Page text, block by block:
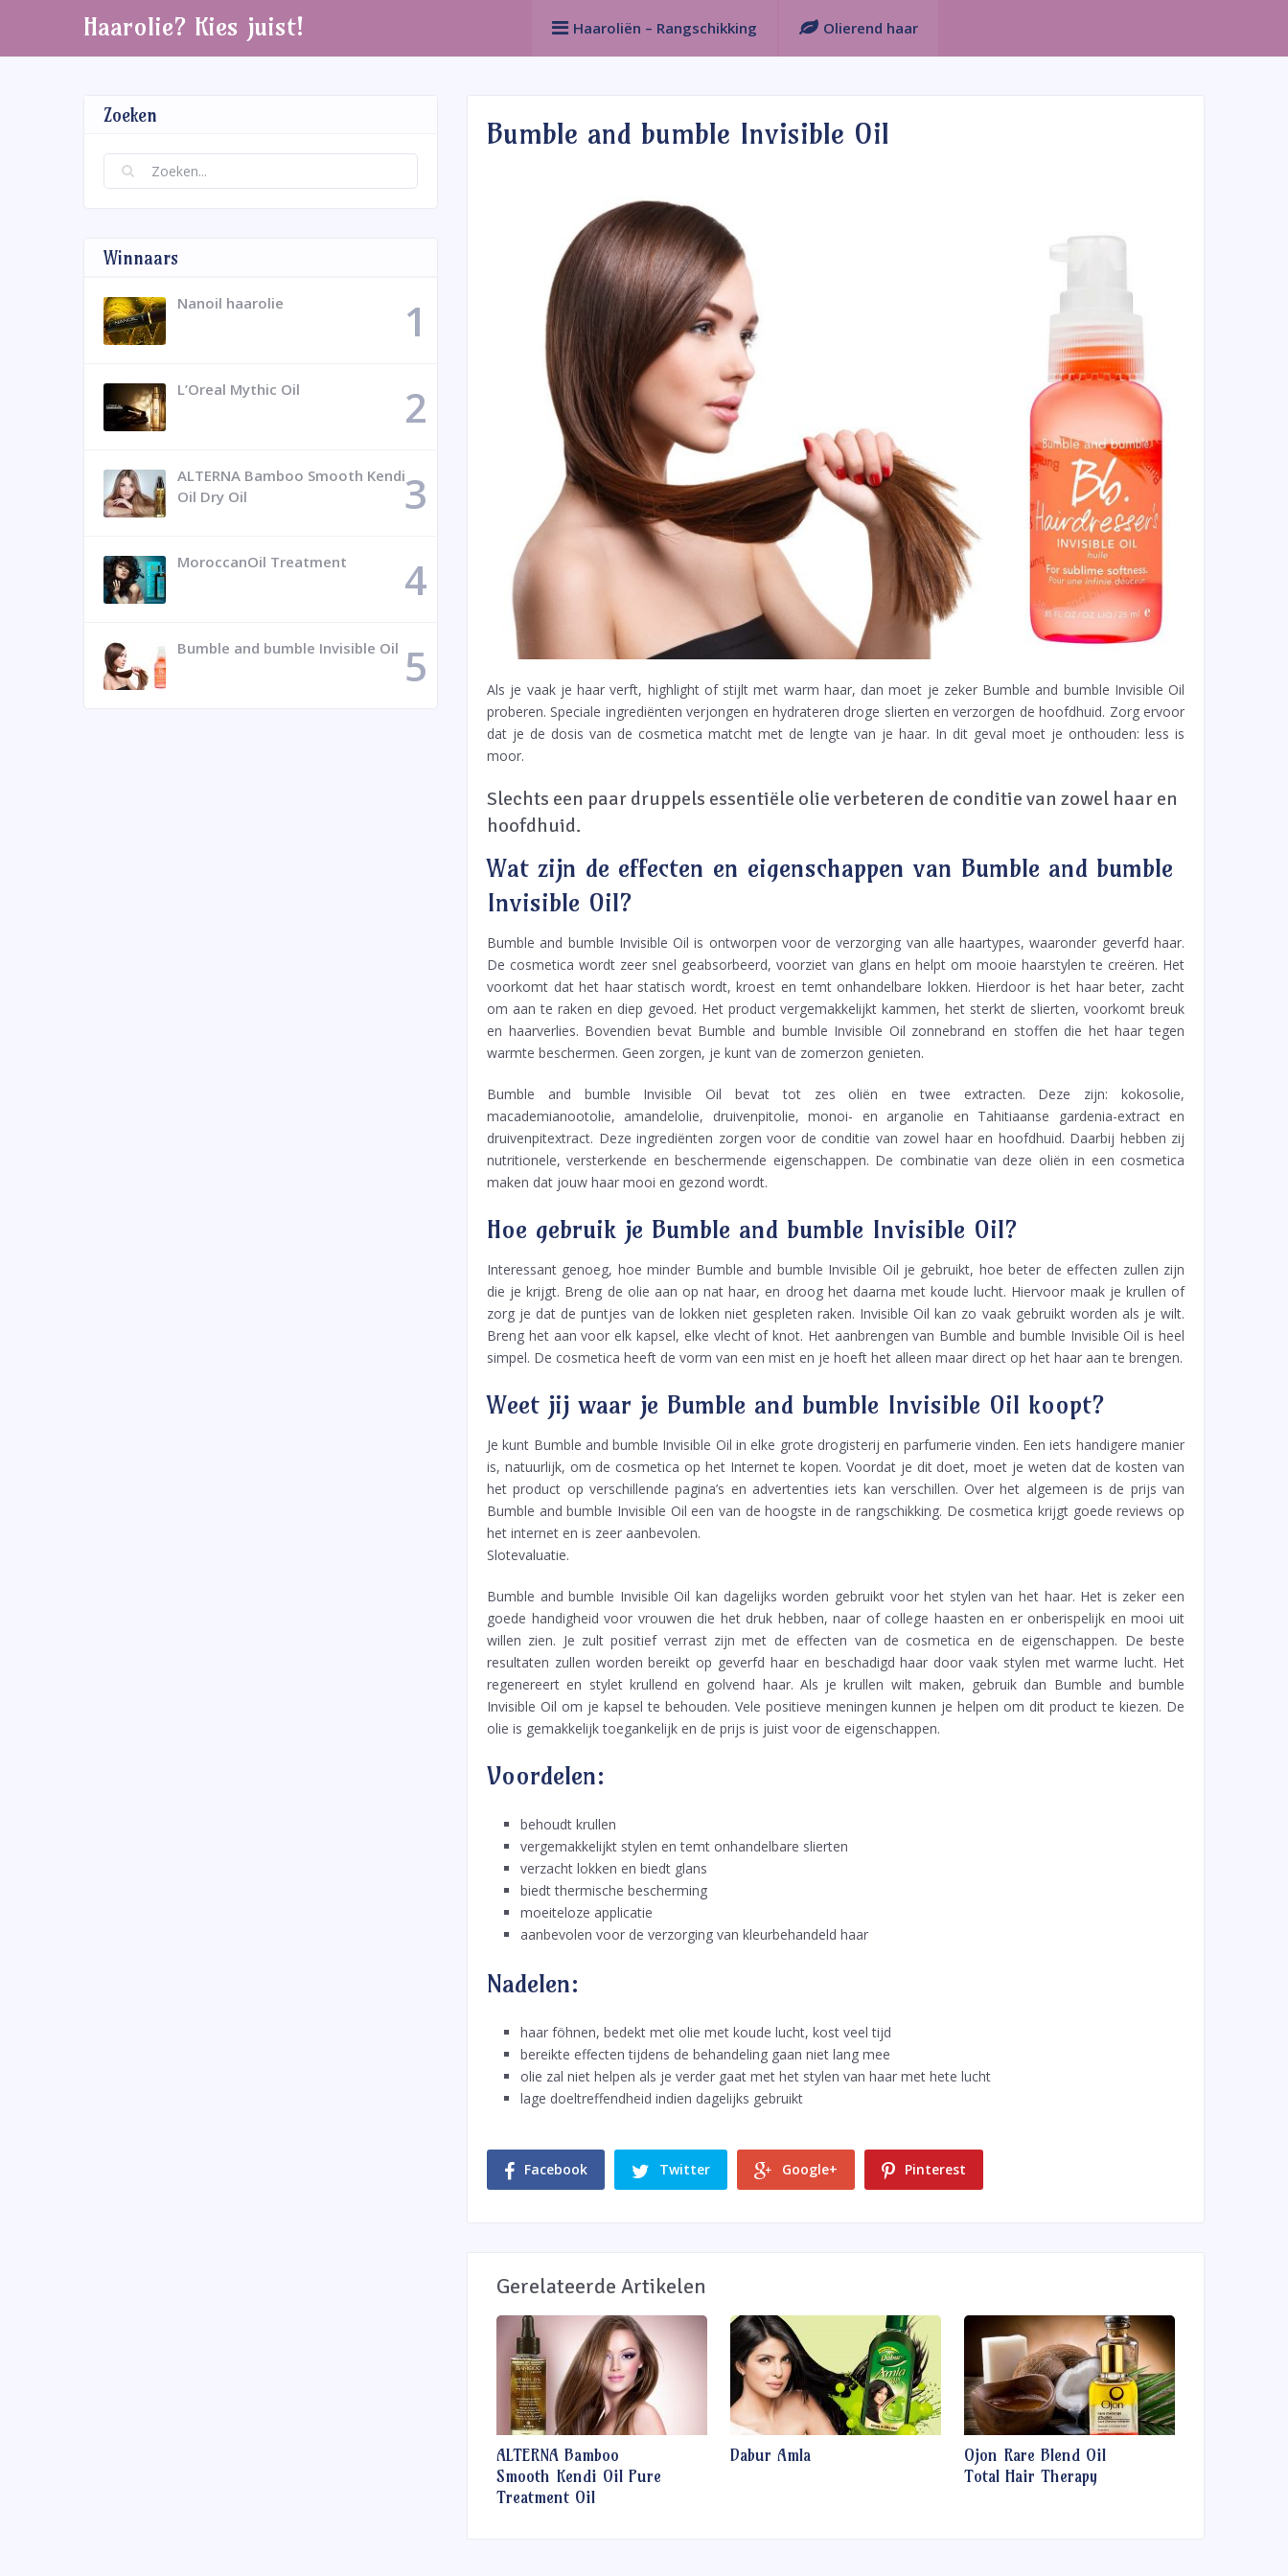
Haaroliën – Rangschikking Olierend haar
Haarolie? Kies juist!
Bumble and bumble Invisible Oil
Als je vaak je haar verft, highlight of stijlt met warm haar, dan moet je zeker Bumble and bumble Invisible Oil
proberen. Speciale ingrediënten verjongen en hydrateren droge slierten en verzorgen de hoofdhuid. Zorg ervoor
dat je de dosis van de cosmetica matcht met de lengte van je haar. In dit geval moet je onthouden: less is
moor.
Slechts een paar druppels essentiële olie verbeteren de conditie van zowel haar en
hoofdhuid.
Wat zijn de effecten en eigenschappen van Bumble and bumble
Invisible Oil?
Bumble and bumble Invisible Oil is ontworpen voor de verzorging van alle haartypes, waaronder geverfd haar.
De cosmetica wordt zeer snel geabsorbeerd, voorziet van glans en helpt om mooie haarstylen te creëren. Het
voorkomt dat het haar statisch wordt, kroest en temt onhandelbare lokken. Hierdoor is het haar beter, zacht
om aan te raken en diep gevoed. Het product vergemakkelijkt kammen, het sterkt de slierten, voorkomt breuk
en haarverlies. Bovendien bevat Bumble and bumble Invisible Oil zonnebrand en stoffen die het haar tegen
warmte beschermen. Geen zorgen, je kunt van de zomerzon genieten.
Bumble and bumble Invisible Oil bevat tot zes oliën en twee extracten. Deze zijn: kokosolie,
macademianootolie, amandelolie, druivenpitolie, monoi- en arganolie en Tahitiaanse gardenia-extract en
druivenpitextract. Deze ingrediënten zorgen voor de conditie van zowel haar en hoofdhuid. Daarbij hebben zij
nutritionele, versterkende en beschermende eigenschappen. De combinatie van deze oliën in een cosmetica
maken dat jouw haar mooi en gezond wordt.
Hoe gebruik je Bumble and bumble Invisible Oil?
Interessant genoeg, hoe minder Bumble and bumble Invisible Oil je gebruikt, hoe beter de effecten zullen zijn
die je krijgt. Breng de olie aan op nat haar, en droog het daarna met koude lucht. Hiervoor maak je krullen of
zorg je dat de puntjes van de lokken niet gespleten raken. Invisible Oil kan zo vaak gebruikt worden als je wilt.
Breng het aan voor elk kapsel, elke vlecht of knot. Het aanbrengen van Bumble and bumble Invisible Oil is heel
simpel. De cosmetica heeft de vorm van een mist en je hoeft het alleen maar direct op het haar aan te brengen.
Weet jij waar je Bumble and bumble Invisible Oil koopt?
Je kunt Bumble and bumble Invisible Oil in elke grote drogisterij en parfumerie vinden. Een iets handigere manier
is, natuurlijk, om de cosmetica op het Internet te kopen. Voordat je dit doet, moet je weten dat de kosten van
het product op verschillende pagina’s en advertenties iets kan verschillen. Over het algemeen is de prijs van
Bumble and bumble Invisible Oil een van de hoogste in de rangschikking. De cosmetica krijgt goede reviews op
het internet en is zeer aanbevolen.
Slotevaluatie.
Bumble and bumble Invisible Oil kan dagelijks worden gebruikt voor het stylen van het haar. Het is zeker een
goede handigheid voor vrouwen die het druk hebben, naar of college haasten en er onberispelijk en mooi uit
willen zien. Je zult positief verrast zijn met de effecten van de cosmetica en de eigenschappen. De beste
resultaten zullen worden bereikt op geverfd haar en beschadigd haar door vaak stylen met warme lucht. Het
regenereert en stylet krullend en golvend haar. Als je krullen wilt maken, gebruik dan Bumble and bumble
Invisible Oil om je kapsel te behouden. Vele positieve meningen kunnen je helpen om dit product te kiezen. De
olie is gemakkelijk toegankelijk en de prijs is juist voor de eigenschappen.
Voordelen:
behoudt krullen
vergemakkelijkt stylen en temt onhandelbare slierten
verzacht lokken en biedt glans
biedt thermische bescherming
moeiteloze applicatie
aanbevolen voor de verzorging van kleurbehandeld haar
Nadelen:
haar föhnen, bedekt met olie met koude lucht, kost veel tijd
bereikte effecten tijdens de behandeling gaan niet lang mee
olie zal niet helpen als je verder gaat met het stylen van haar met hete lucht
lage doeltreffendheid indien dagelijks gebruikt
Facebook Twitter Google+ Pinterest
Gerelateerde Artikelen
ALTERNA Bamboo
Smooth Kendi Oil Pure
Treatment Oil
Dabur Amla
Ojon Rare Blend Oil
Total Hair Therapy
Zoeken
Winnaars
Nanoil haarolie
L’Oreal Mythic Oil
ALTERNA Bamboo Smooth Kendi
Oil Dry Oil
MoroccanOil Treatment
Bumble and bumble Invisible Oil